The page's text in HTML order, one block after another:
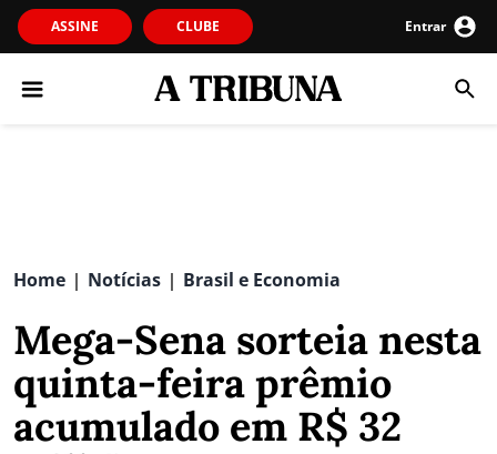
ASSINE CLUBE Entrar
Home | Notícias | Brasil e Economia
Mega-Sena sorteia nesta
quinta-feira prêmio
acumulado em R$ 32